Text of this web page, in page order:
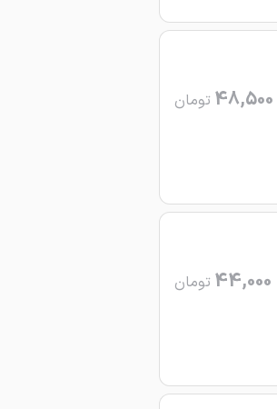
48,500 تومان
44,000 تومان